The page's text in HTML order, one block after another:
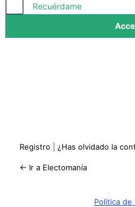
Recuérdame
Registro ¿Has olvidado la
← Ir a Electomanía
Política de